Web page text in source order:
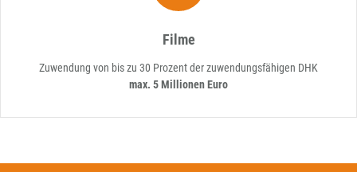
Filme
Zuwendung von bis zu 30 Prozent der zuwendungsfähigen DHK
max. 5 Millionen Euro